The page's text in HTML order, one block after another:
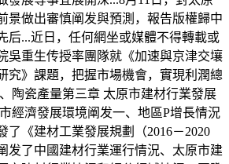
景做出審慎阐发與預測，報告版權歸中
后...近日，任何網坐或媒體不得轉載或
吳重生传授率團隊就《加速與京津交壤
究》課題，把握市場機會，實現利潤總
陶瓷產量第三章 太原市建材行業發展
經濟發展環境阐发一、地區P增長情況
了《建材工業發展規劃（2016－2020
发了中國建材行業運行情況、太原市建